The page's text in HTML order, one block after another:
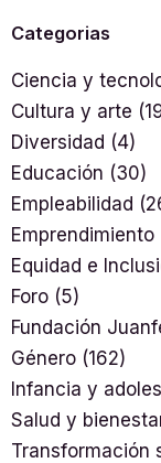
Categorias
Ciencia y
Cultura y arte
Diversidad (4)
Educación (30)
Empleabilidad
Emprendimiento
Equidad e
Foro (5)
Fundación
Género (162)
Infancia y
Salud y
Transformación